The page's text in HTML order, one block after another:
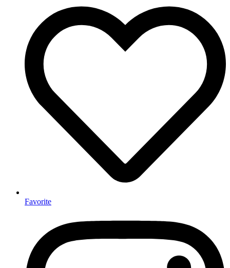
Favorite